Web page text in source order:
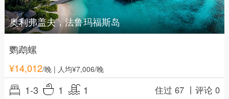
奥利弗盖夫，法鲁玛福斯岛
鹦鹉螺
¥14,012/晚| 人均¥7,006/晚
1-3 1 1 住过 67 丨评论 0